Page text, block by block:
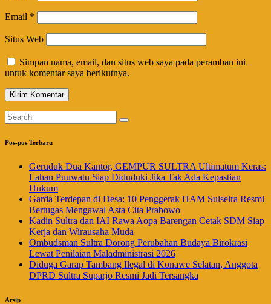
Email *
Situs Web
Simpan nama, email, dan situs web saya pada peramban ini
untuk komentar saya berikutnya.
Pos-pos Terbaru
Geruduk Dua Kantor, GEMPUR SULTRA Ultimatum Keras:
Lahan Puuwatu Siap Diduduki Jika Tak Ada Kepastian
Hukum
Garda Terdepan di Desa: 10 Penggerak HAM Sulselra Resmi
Bertugas Mengawal Asta Cita Prabowo
Kadin Sultra dan IAI Rawa Aopa Barengan Cetak SDM Siap
Kerja dan Wirausaha Muda
Ombudsman Sultra Dorong Perubahan Budaya Birokrasi
Lewat Penilaian Maladministrasi 2026
Diduga Garap Tambang Ilegal di Konawe Selatan, Anggota
DPRD Sultra Suparjo Resmi Jadi Tersangka
Arsip